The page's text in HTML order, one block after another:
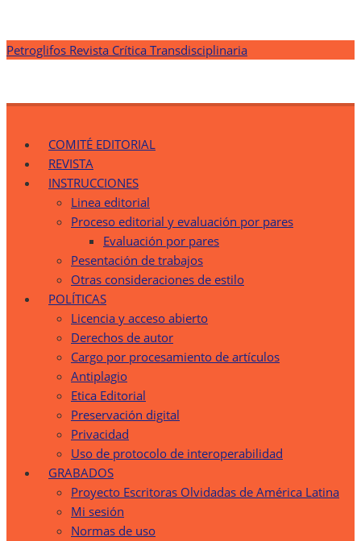
Saltar
Petroglifos Revista Crítica Transdisciplinaria
COMITÉ EDITORIAL
REVISTA
INSTRUCCIONES
Linea editorial
Proceso editorial y evaluación por pares
Evaluación por pares
Pesentación de trabajos
Otras consideraciones de estilo
POLÍTICAS
Licencia y acceso abierto
Derechos de autor
Cargo por procesamiento de artículos
Antiplagio
Etica Editorial
Preservación digital
Privacidad
Uso de protocolo de interoperabilidad
GRABADOS
Proyecto Escritoras Olvidadas de América Latina
Mi sesión
Normas de uso